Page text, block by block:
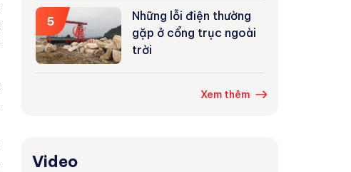
5
Những lỗi điện thường
gặp ở cổng trục ngoài
trời
Xem thêm
Video